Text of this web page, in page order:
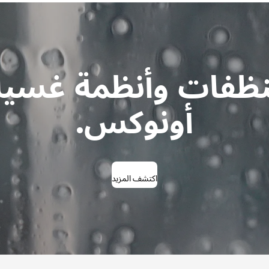
وأنظمة
أونوكس.
اكتشف المزيد